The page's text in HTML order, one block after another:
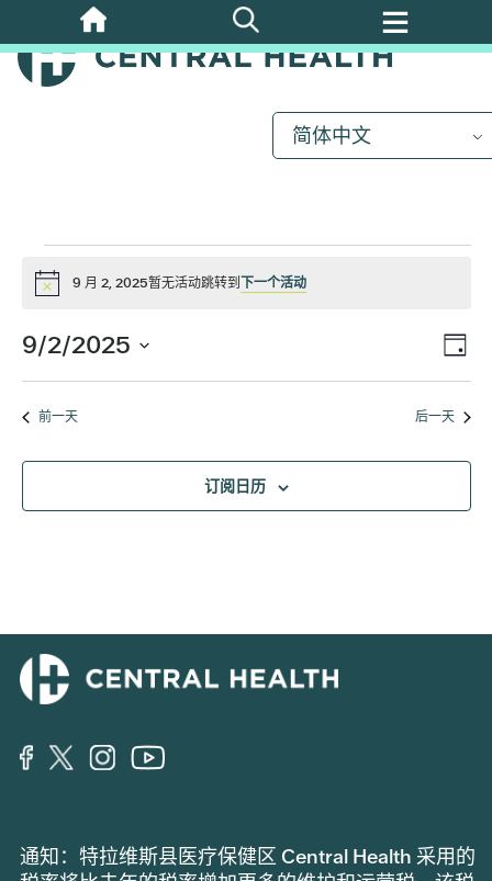
至
主
简体中文
活
9
月
2,
2025
通
9 月 2, 2025暂无活动跳转到下一个活动
视
图
导
航
活
动
视
图
日
9/2/2025
选
日 前一天 后一天
订阅日历
通知：特拉维斯县医疗保健区 Central Health 采用的